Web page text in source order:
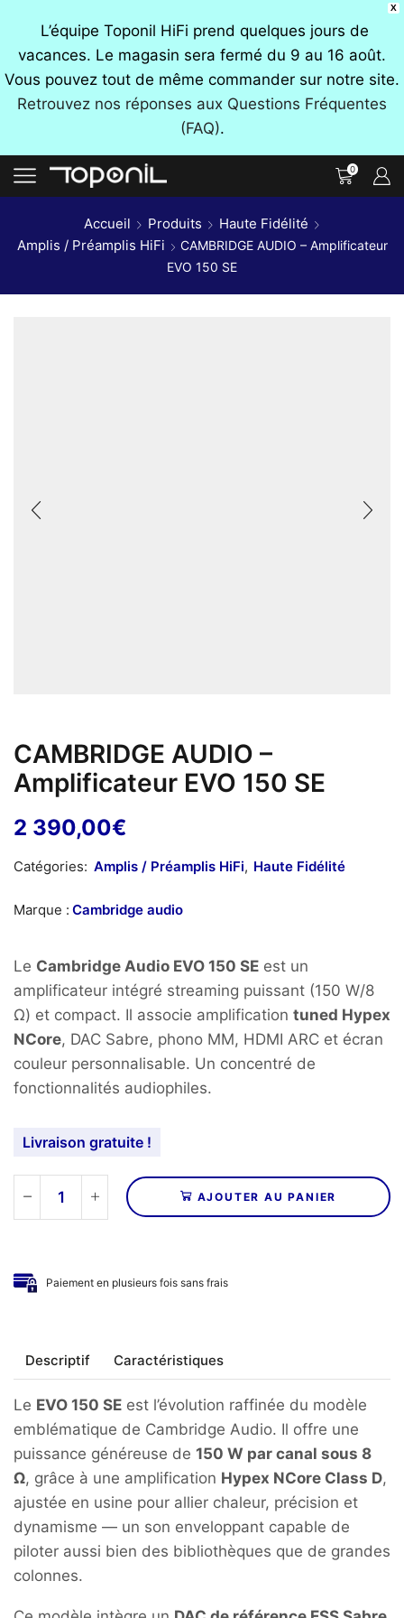
X
L’équipe Toponil HiFi prend quelques jours de
vacances. Le magasin sera fermé du 9 au 16 août.
Vous pouvez tout de même commander sur notre site.
Retrouvez nos réponses aux Questions Fréquentes
(FAQ).
0
Accueil Produits
Haute Fidélité
Amplis / Préamplis HiFi
CAMBRIDGE AUDIO – Amplificateur
EVO 150 SE
CAMBRIDGE AUDIO –
Amplificateur EVO 150 SE
2 390,00€
Catégories: Amplis / Préamplis HiFi, Haute Fidélité
Marque : Cambridge audio
Le Cambridge Audio EVO 150 SE est un
amplificateur intégré streaming puissant (150 W/8
Ω) et compact. Il associe amplification tuned Hypex
NCore, DAC Sabre, phono MM, HDMI ARC et écran
couleur personnalisable. Un concentré de
fonctionnalités audiophiles.
Livraison gratuite !
quantité
de
-
SE
AJOUTER AU PANIER
Paiement en plusieurs fois sans frais
Descriptif Caractéristiques
Le EVO 150 SE est l’évolution raffinée du modèle
emblématique de Cambridge Audio. Il offre une
puissance généreuse de 150 W par canal sous 8
Ω, grâce à une amplification Hypex NCore Class D,
ajustée en usine pour allier chaleur, précision et
dynamisme — un son enveloppant capable de
piloter aussi bien des bibliothèques que de grandes
colonnes.